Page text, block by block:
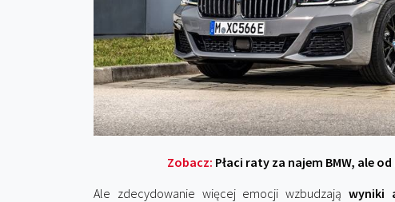
Zobacz: Płaci raty za najem BMW, ale
Ale zdecydowanie więcej emocji wzbudzają wyniki